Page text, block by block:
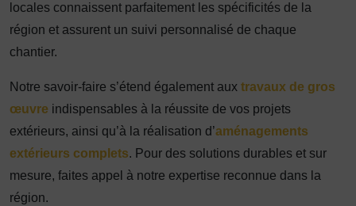
locales connaissent parfaitement les spécificités de la
région et assurent un suivi personnalisé de chaque
chantier.
Notre savoir-faire s’étend également aux travaux de gros
œuvre indispensables à la réussite de vos projets
extérieurs, ainsi qu’à la réalisation d’aménagements
extérieurs complets. Pour des solutions durables et sur
mesure, faites appel à notre expertise reconnue dans la
région.